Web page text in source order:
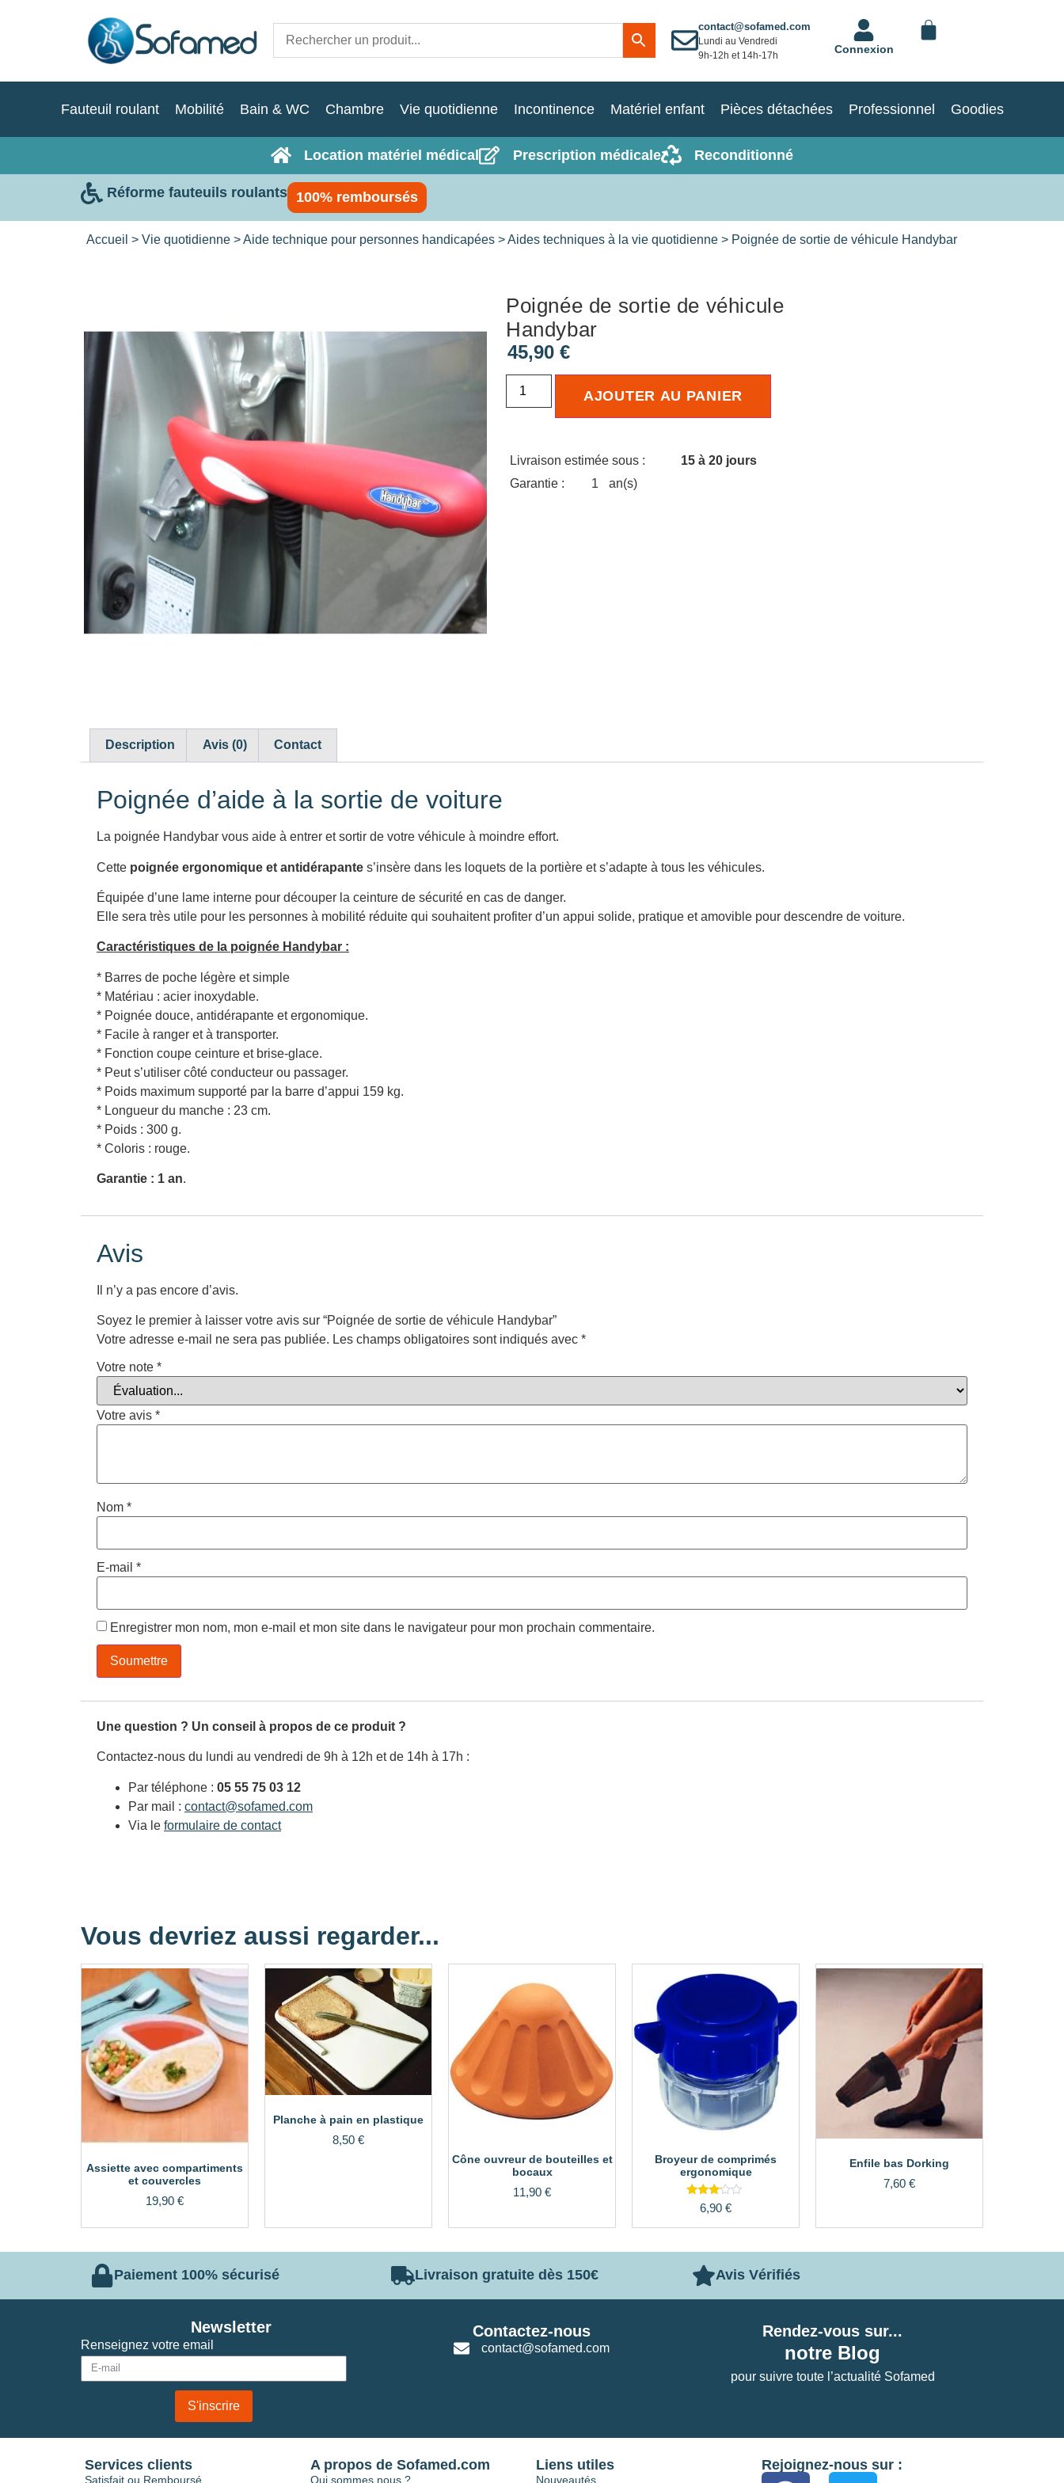
contact@sofamed.com
Lundi au Vendredi
9h-12h et 14h-17h
Connexion
Fauteuil roulant Mobilité Bain & WC Chambre Vie quotidienne Incontinence Matériel enfant Pièces détachées Professionnel Goodies
Location matériel médical Prescription médicale Reconditionné
Réforme fauteuils roulants 100% remboursés
Accueil > Vie quotidienne >Aide technique pour personnes handicapées >Aides techniques à la vie quotidienne > Poignée de sortie de véhicule Handybar
Poignée de sortie de véhicule
Handybar
45,90 €
AJOUTER AU PANIER
Livraison estimée sous :
15 à 20 jours
Garantie :
1 an(s)
Description Avis (0) Contact
Poignée d’aide à la sortie de voiture
La poignée Handybar vous aide à entrer et sortir de votre véhicule à moindre effort.
Cette poignée ergonomique et antidérapante s’insère dans les loquets de la portière et s’adapte à tous les véhicules.
Équipée d’une lame interne pour découper la ceinture de sécurité en cas de danger.
Elle sera très utile pour les personnes à mobilité réduite qui souhaitent profiter d’un appui solide, pratique et amovible pour descendre de voiture.
Caractéristiques de la poignée Handybar :
* Barres de poche légère et simple
* Matériau : acier inoxydable.
* Poignée douce, antidérapante et ergonomique.
* Facile à ranger et à transporter.
* Fonction coupe ceinture et brise-glace.
* Peut s’utiliser côté conducteur ou passager.
* Poids maximum supporté par la barre d’appui 159 kg.
* Longueur du manche : 23 cm.
* Poids : 300 g.
* Coloris : rouge.
Garantie : 1 an.
Avis
Il n’y a pas encore d’avis.
Soyez le premier à laisser votre avis sur “Poignée de sortie de véhicule Handybar”
Votre adresse e-mail ne sera pas publiée. Les champs obligatoires sont indiqués avec *
Votre note *
Votre avis *
Nom *
E-mail *
Enregistrer mon nom, mon e-mail et mon site dans le navigateur pour mon prochain commentaire.
Une question ? Un conseil à propos de ce produit ?
Contactez-nous du lundi au vendredi de 9h à 12h et de 14h à 17h :
Par téléphone : 05 55 75 03 12
Par mail : contact@sofamed.com
Via le formulaire de contact
Vous devriez aussi regarder...
Assiette avec compartiments
et couvercles
19,90 €
Planche à pain en plastique
8,50 €
Cône ouvreur de bouteilles et
bocaux
11,90 €
Broyeur de comprimés
ergonomique
Note
3.00
sur 5
6,90 €
Enfile bas Dorking
7,60 €
Paiement 100% sécurisé Livraison gratuite dès 150€ Avis Vérifiés
Renseignez votre email
S'inscrire
Newsletter Contactez-nous
contact@sofamed.com
Rendez-vous sur...
notre Blog
pour suivre toute l’actualité Sofamed
Services clients
Satisfait ou Remboursé
A propos de Sofamed.com
Qui sommes nous ?
Liens utiles
Nouveautés
Rejoignez-nous sur :